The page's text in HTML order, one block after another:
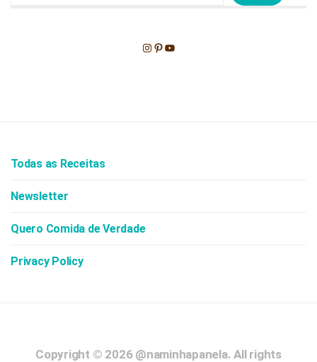
Instagram
Pinterest
Youtube
Todas as Receitas
Newsletter
Quero Comida de Verdade
Privacy Policy
Copyright © 2026 @naminhapanela.All rights